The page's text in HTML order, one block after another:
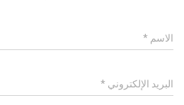
الاسم *
البريد الإلكتروني *